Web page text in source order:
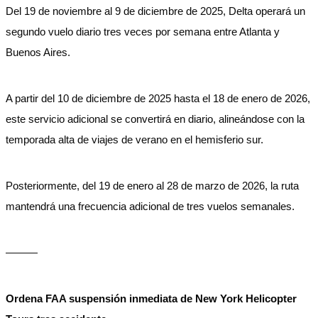
Del 19 de noviembre al 9 de diciembre de 2025, Delta operará un
segundo vuelo diario tres veces por semana entre Atlanta y
Buenos Aires.
A partir del 10 de diciembre de 2025 hasta el 18 de enero de 2026,
este servicio adicional se convertirá en diario, alineándose con la
temporada alta de viajes de verano en el hemisferio sur.
Posteriormente, del 19 de enero al 28 de marzo de 2026, la ruta
mantendrá una frecuencia adicional de tres vuelos semanales.
———
Ordena FAA suspensión inmediata de New York Helicopter